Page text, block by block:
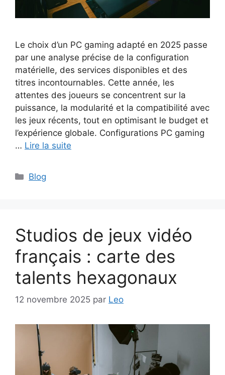
Le choix d’un PC gaming adapté en 2025 passe
par une analyse précise de la configuration
matérielle, des services disponibles et des
titres incontournables. Cette année, les
attentes des joueurs se concentrent sur la
puissance, la modularité et la compatibilité avec
les jeux récents, tout en optimisant le budget et
l’expérience globale. Configurations PC gaming
… Lire la suite
Catégories
Blog
Studios de jeux vidéo
français : carte des
talents hexagonaux
12 novembre 2025 par Leo